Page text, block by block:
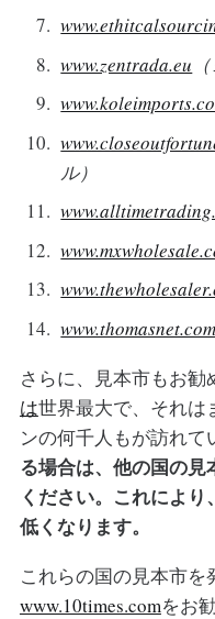
www.zentrada.eu
ル）
www.thomasnet.com
さらに、見本市もお勧
は世界最大で、それは
ンの何千人もが訪れて
る場合は、他の国の
ください。これによ
低くなります。
これらの国の見本市を
www.10times.comをお